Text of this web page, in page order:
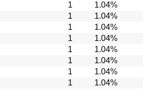
1 1.04%
1 1.04%
1 1.04%
1 1.04%
1 1.04%
1 1.04%
1 1.04%
1 1.04%